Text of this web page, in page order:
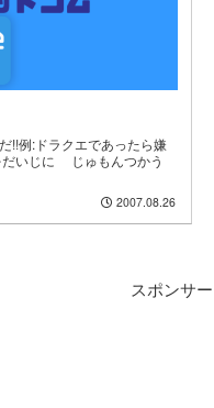
!!例:ドラクエであったら嫌
いじに じゅもんつかう
2007.08.26
スポンサ